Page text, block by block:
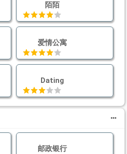
陌陌
爱情公寓
Dating
邮政银行